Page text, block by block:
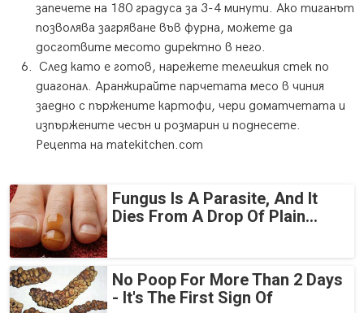
запечете на 180 градуса за 3-4 минути. Ако тиганът
позволява загряване във фурна, можете да
досготвите месото директно в него.
След като е готов, нарежете телешкия стек по
диагонал. Аранжирайте парчетата месо в чиния
заедно с пържените картофи, чери доматчетата и
изпържените чесън и розмарин и поднесете.
Рецепта на matekitchen.com
Fungus Is A Parasite, And It
Dies From A Drop Of Plain...
No Poop For More Than 2 Days
- It's The First Sign Of